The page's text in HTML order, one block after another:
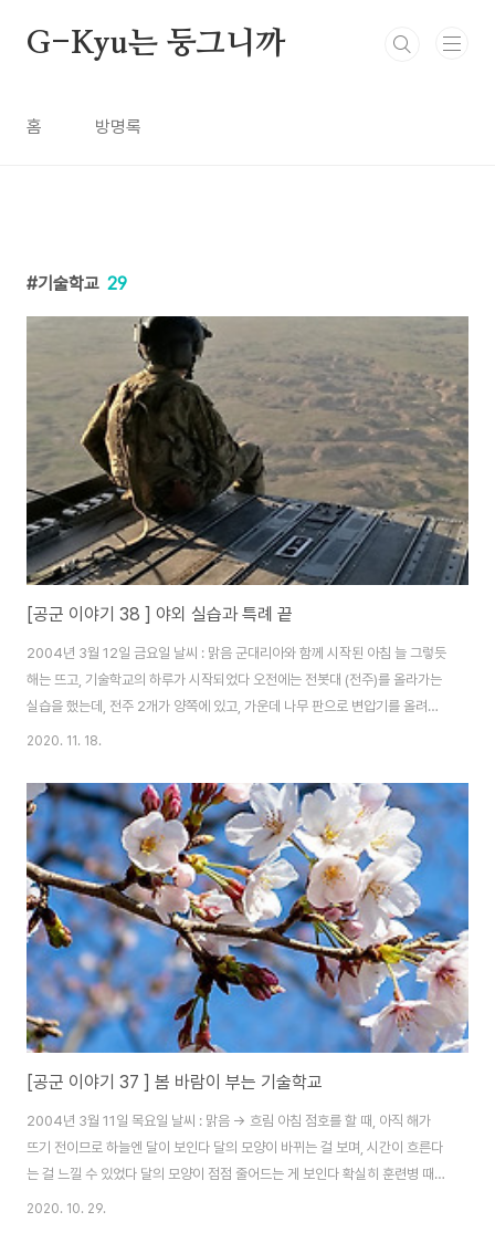
G-Kyu는 둥그니까
홈 방명록
기술학교 29
[공군 이야기 38 ] 야외 실습과 특례 끝
2004년 3월 12일 금요일 날씨 : 맑음 군대리아와 함께 시작된 아침 늘 그렇듯
해는 뜨고, 기술학교의 하루가 시작되었다 오전에는 전봇대 (전주)를 올라가는
실습을 했는데, 전주 2개가 양쪽에 있고, 가운데 나무 판으로 변압기를 올려놓
은 전주를 올라가는 것이다 H 전주라고 하는데, 그 모양이 H 모양처럼 생겨서
라간 뒤, 내려다보면 아찔한 높이로 느껴졌다 실습을 위해 만든 곳이라서 다행
히 전류는 흐르지 않았다 그러나 교관은 자대에서는 실제 고압 전류가 흐르니
조심하라고 했다 변압기는 고압(22kv)이 들어와서, 변압기를 거쳐 저압
(220v)으로 변압을 시켜주므로, 고압과 저압이 모두 존재하는 곳이다 실수로
변압기와 닿거나 만..
2020. 11. 18.
[공군 이야기 37 ] 봄 바람이 부는 기술학교
2004년 3월 11일 목요일 날씨 : 맑음 -> 흐림 아침 점호를 할 때, 아직 해가
뜨기 전이므로 하늘엔 달이 보인다 달의 모양이 바뀌는 걸 보며, 시간이 흐른다
는 걸 느낄 수 있었다 달의 모양이 점점 줄어드는 게 보인다 확실히 훈련병 때보
다는 시간이 여유 있다는 게 느껴진다 그리고 몸으로 구르는 것이 당연하다 생
2020. 10. 29.